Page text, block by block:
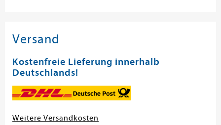
Versand
Kostenfreie Lieferung innerhalb
Deutschlands!
Weitere Versandkosten